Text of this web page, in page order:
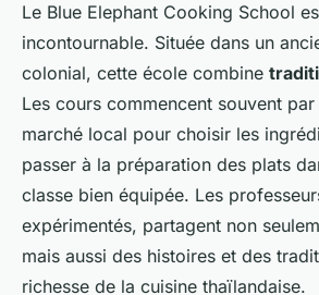
Le Blue Elephant Cooking School
incontournable. Située dans un
colonial, cette école combine
Les cours commencent souvent
marché local pour choisir les
passer à la préparation des plats
classe bien équipée. Les
expérimentés, partagent non
mais aussi des histoires et des
richesse de la cuisine thaïlandaise.